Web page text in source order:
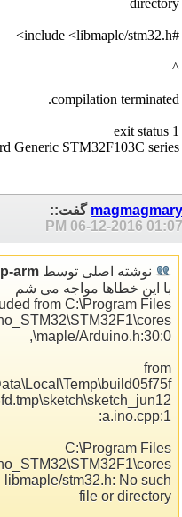
#include <libmaple/stm32.h>
^
compilation terminated.
exit status 1
Generic STM32F103C series.
magmagmary گفت::
06-12-2016 01:07 PM
نوشته اصلی توسط arm
با این خطاها مواجه می شم
from C:\Program Files
\maple/Arduino.h:30:0,
from
a.ino.cpp:1:
C:\Program Files
stm32.h: No such
file or directory